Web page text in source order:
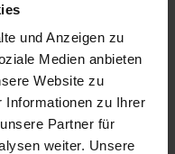
und Anzeigen zu
Medien anbieten
Website zu
Informationen zu Ihrer
Partner für
weiter. Unsere
Seite ist
defekt oder die